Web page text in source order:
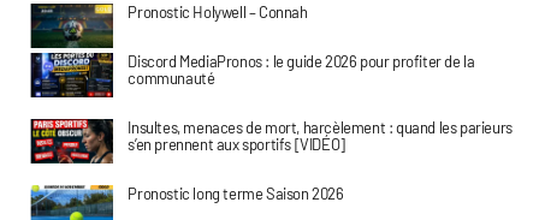
Pronostic Holywell – Connah
Discord MediaPronos : le guide 2026 pour profiter de la
communauté
Insultes, menaces de mort, harcèlement : quand les parieurs
s’en prennent aux sportifs [VIDÉO]
Pronostic long terme Saison 2026